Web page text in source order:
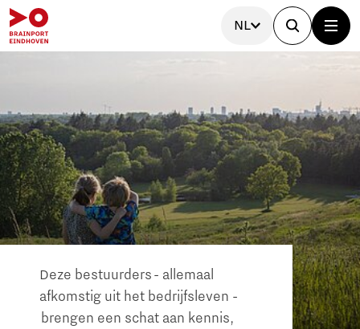
NL
Deze bestuurders - allemaal
afkomstig uit het bedrijfsleven -
brengen een schat aan kennis,